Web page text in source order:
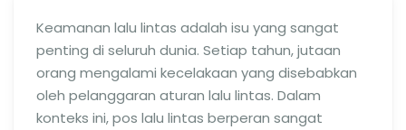
Keamanan lalu lintas adalah isu yang sangat
penting di seluruh dunia. Setiap tahun, jutaan
orang mengalami kecelakaan yang disebabkan
oleh pelanggaran aturan lalu lintas. Dalam
konteks ini, pos lalu lintas berperan sangat